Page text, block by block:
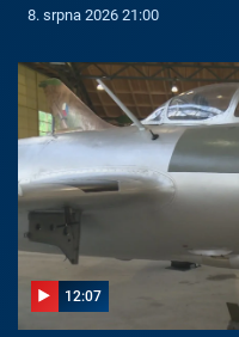
8. srpna 2026 21:00
12:07